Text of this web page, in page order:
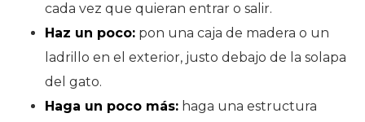
cada vez que quieran entrar o salir.
Haz un poco: pon una caja de madera o un
ladrillo en el exterior, justo debajo de la solapa
del gato.
Haga un poco más: haga una estructura